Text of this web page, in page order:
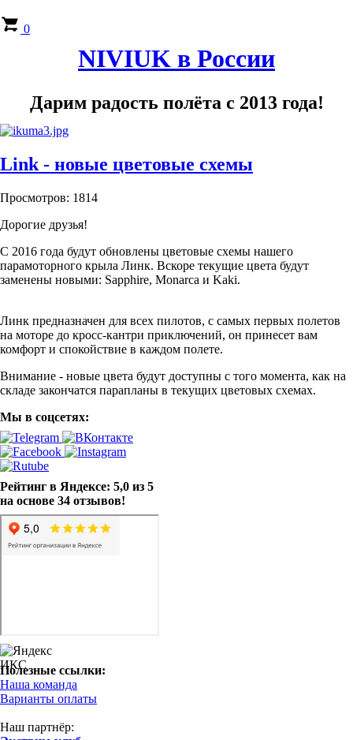
0
NIVIUK в России
Дарим радость полёта с 2013 года!
Link - новые цветовые схемы
Просмотров: 1814
Дорогие друзья!
С 2016 года будут обновлены цветовые схемы нашего
парамоторного крыла Линк. Вскоре текущие цвета будут
заменены новыми: Sapphire, Monarca и Kaki.
Линк предназначен для всех пилотов, с самых первых полетов
на моторе до кросс-кантри приключений, он принесет вам
комфорт и спокойствие в каждом полете.
Внимание - новые цвета будут доступны с того момента, как на
складе закончатся парапланы в текущих цветовых схемах.
Мы в соцсетях:
Рейтинг в Яндексе: 5,0 из 5
на основе 34 отзывов!
Полезные ссылки:
Наша команда
Варианты оплаты
Наш партнёр: